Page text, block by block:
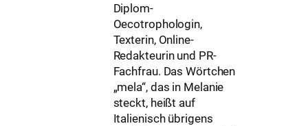
Diplom-
Oecotrophologin,
Texterin, Online-
Redakteurin und PR-
Fachfrau. Das Wörtchen
„mela“, das in Melanie
steckt, heißt auf
Italienisch übrigens